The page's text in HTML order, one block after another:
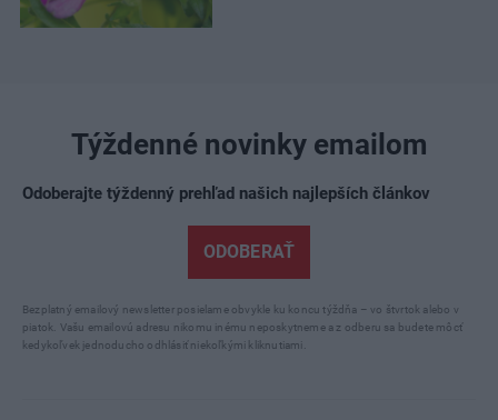
Týždenné novinky emailom
Odoberajte týždenný prehľad našich najlepších článkov
ODOBERAŤ
Bezplatný emailový newsletter posielame obvykle ku koncu týždňa – vo štvrtok alebo v
piatok. Vašu emailovú adresu nikomu inému neposkytneme a z odberu sa budete môcť
kedykoľvek jednoducho odhlásiť niekoľkými kliknutiami.